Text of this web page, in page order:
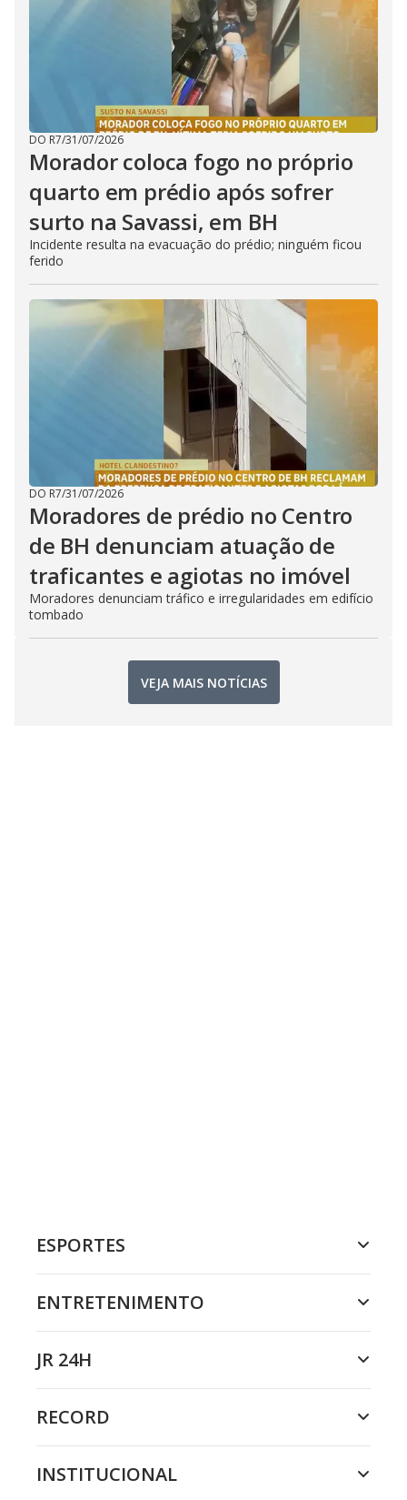
DO R7/31/07/2026
Morador coloca fogo no próprio
quarto em prédio após sofrer
surto na Savassi, em BH
Incidente resulta na evacuação do prédio; ninguém ficou
ferido
DO R7/31/07/2026
Moradores de prédio no Centro
de BH denunciam atuação de
traficantes e agiotas no imóvel
Moradores denunciam tráfico e irregularidades em edifício
tombado
VEJA MAIS NOTÍCIAS
ESPORTES
ENTRETENIMENTO
JR 24H
RECORD
INSTITUCIONAL